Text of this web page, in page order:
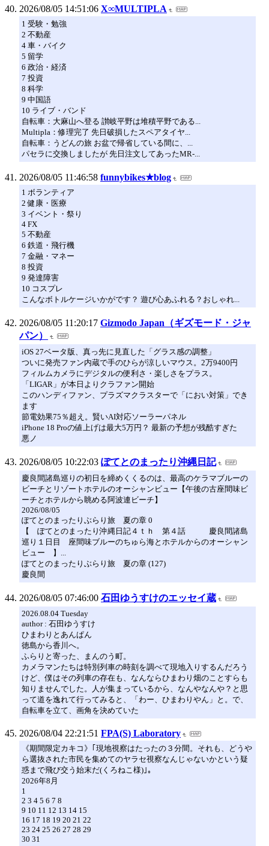
2026/08/05 14:51:06 X∞MULTIPLA
1 受験・勉強
2 不動産
4 車・バイク
5 留学
6 政治・経済
7 投資
8 科学
9 中国語
10 ライブ・バンド
自転車：大麻山へ登る 讃岐平野は堆積平野である...
Multipla：修理完了 先日破損したスペアタイヤ...
自転車：うどんの旅 お盆で帰省している間に、...
パセラに交換しましたが 先日注文してあったMR-...
2026/08/05 11:46:58 funnybikes★blog
1 ボランティア
2 健康・医療
3 イベント・祭り
4 FX
5 不動産
6 鉄道・飛行機
7 金融・マネー
8 投資
9 発達障害
10 コスプレ
こんなボトルケージいかがです？ 遊び心あふれる？おしゃれ...
2026/08/05 11:20:17 Gizmodo Japan（ギズモード・ジャ
パン）
iOS 27ベータ版、真っ先に見直した「グラス感の調整」
ついに発売ファン内蔵で手のひらが涼しいマウス。2万9400円
フィルムカメラにデジタルの便利さ・楽しさをプラス。
「LIGAR」が本日よりクラファン開始
このハンディファン、プラズマクラスターで「におい対策」でき
ます
節電効果75％超え。賢いAI対応ソーラーパネル
iPhone 18 Proの値上げは最大5万円？ 最新の予想が残酷すぎた
悪ノ
2026/08/05 10:22:03 ぽてとのまったり沖縄日記
慶良間諸島巡りの初日を締めくくるのは、最高のケラマブルーの
ビーチとリゾートホテルのオーシャンビュー【午後の古座間味ビ
ーチとホテルから眺める阿波連ビーチ】
2026/08/05
ぽてとのまったりぶらり旅 夏の章 0
【 ぽてとのまったり沖縄日記４ｔｈ 第４話 慶良間諸島
巡り１日目 座間味ブルーのちゅら海とホテルからのオーシャン
ビュー 】...
ぽてとのまったりぶらり旅 夏の章 (127)
慶良間
2026/08/05 07:46:00 石田ゆうすけのエッセイ蔵
2026.08.04 Tuesday
author : 石田ゆうすけ
ひまわりとあんぱん
徳島から香川へ。
ふらりと寄った、まんのう町。
カメラマンたちは特別列車の時刻を調べて現地入りするんだろう
けど、僕はその列車の存在も、なんならひまわり畑のことすらも
知りませんでした。人が集まっているから、なんやなんや？と思
って道を逸れて行ってみると、「わー、ひまわりやん」と。で、
自転車を立て、画角を決めていた
2026/08/04 22:21:51 FPA(S) Laboratory
《期間限定カキコ》｢現地視察はたったの３分間。それも、どうや
ら選抜された市民を集めてのヤラセ視察なんじゃないかという疑
惑まで飛び交う始末だ(くろねこ様)｣。
2026年8月
1
2 3 4 5 6 7 8
9 10 11 12 13 14 15
16 17 18 19 20 21 22
23 24 25 26 27 28 29
30 31